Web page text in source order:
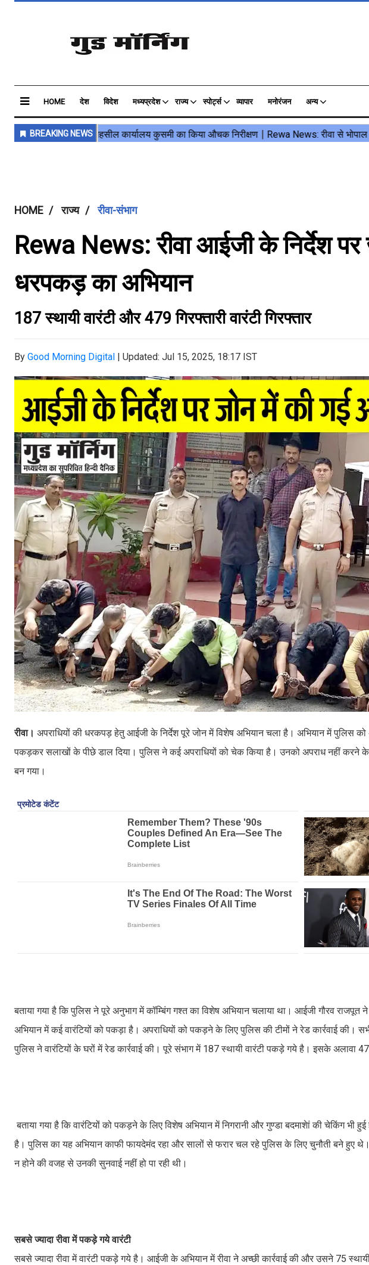
HOME देश विदेश मध्यप्रदेश राज्य स्पोर्ट्स व्यापार मनोरंजन अन्य
HOME राज्य रीवा-संभाग
Rewa News: रीवा आईजी के निर्देश पर
धरपकड़ का अभियान
187 स्थायी वारंटी और 479 गिरफ्तारी वारंटी गिरफ्तार
By Good Morning Digital | Updated: Jul 15, 2025, 18:17 IST
रीवा। अपराधियों की धरकपड़ हेतु आईजी के निर्देश पूरे जोन में विशेष अभियान चला है। अभियान में पुलिस
पकड़कर सलाखों के पीछे डाल दिया। पुलिस ने कई अपराधियों को चेक किया है। उनको अपराध नहीं करने के
बन गया।
बताया गया है कि पुलिस ने पूरे अनुभाग में कॉम्बिंग गश्त का विशेष अभियान चलाया था। आईजी गौरव राजपूत
अभियान में कई वारंटियों को पकड़ा है। अपराधियों को पकड़ने के लिए पुलिस की टीमों ने रेड कार्रवाई की।
पुलिस ने वारंटियों के घरों में रेड कार्रवाई की। पूरे संभाग में 187 स्थायी वारंटी पकड़े गये है। इसके अलावा
बताया गया है कि वारंटियों को पकड़ने के लिए विशेष अभियान में निगरानी और गुण्डा बदमाशेां की चेकिंग भी
है। पुलिस का यह अभियान काफी फायदेमंद रहा और सालों से फरार चल रहे पुलिस के लिए चुनौती बने हुए
न होने की वजह से उनकी सुनवाई नहीं हो पा रही थी।
सबसे ज्यादा रीवा में पकड़े गये वारंटी
सबसे ज्यादा रीवा में वारंटी पकड़े गये है। आईजी के अभियान में रीवा ने अच्छी कार्रवाई की और उसने 75